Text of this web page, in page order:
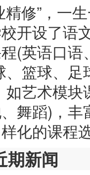
精修”，一
开设了语
(英语口
篮球、
艺术模
舞蹈)，
化的课程
期新闻